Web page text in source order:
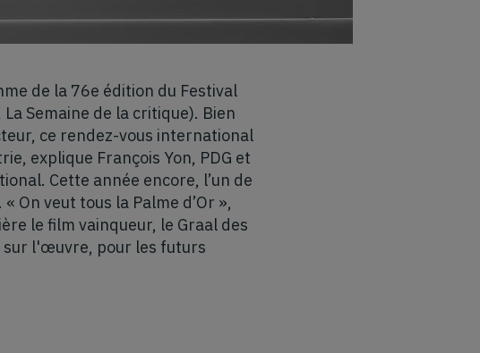
de la 76e édition du Festival
Semaine de la critique). Bien
ce rendez-vous international
explique François Yon, PDG et
Cette année encore, l’un de
On veut tous la Palme d’Or »,
le film vainqueur, le Graal des
sur l'œuvre, pour les futurs